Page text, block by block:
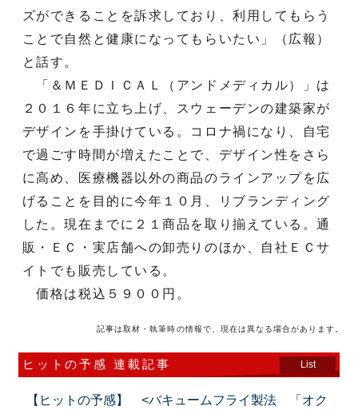
ズができることを訴求しており、利用してもらう
ことで自然と健康になってもらいたい」（広報）
と話す。
「＆ＭＥＤＩＣＡＬ（アンドメディカル）」は
２０１６年に立ち上げ、スウェーデンの建築家が
デザインを手掛けている。コロナ禍になり、自宅
で過ごす時間が増えたことで、デザイン性をさら
に高め、医療機器以外の商品のラインアップを広
げることを目的に今年１０月、リブランディング
した。現在までに２１商品を取り揃えている。通
販・ＥＣ・実店舗への卸売りのほか、自社ＥＣサ
イトでも販売している。
価格は税込５９００円。
記事は取材・執筆時の情報で、現在は異なる場合があります。
ヒットの予感 連載記事 List
【ヒットの予感】 <バキュームフライ製法 「オク